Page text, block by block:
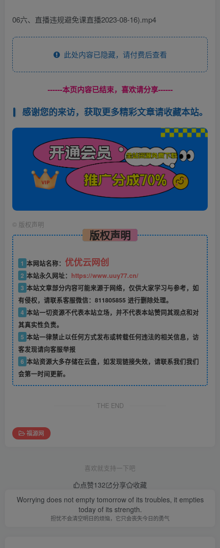
06六、直播违规避免课直播2023-08-16).mp4
此处内容已隐藏，请付费后查看
------本页内容已结束，喜欢请分享------
感谢您的来访，获取更多精彩文章请收藏本站。
© 版权声明
版权声明
1 本网站名称： 优优云网创
2 本站永久网址： https://www.uuy77.cn/
3 本站文章部分内容可能来源于网络，仅供大家学习与参考，如
有侵权，请联系客服微信：811805855 进行删除处理。
4 本站一切资源不代表本站立场，并不代表本站赞同其观点和对
其真实性负责。
5 本站一律禁止以任何方式发布或转载任何违法的相关信息，访
客发现请向客服举报
6 本站资源大多存储在云盘，如发现链接失效，请联系我们我们
会第一时间更新。
THE END
福源网
喜欢就支持一下吧
点赞132 分享
收藏
Worrying does not empty tomorrow of its troubles, it empties
today of its strength.
担忧不会清空明日的烦恼，它只会丧失今日的勇气